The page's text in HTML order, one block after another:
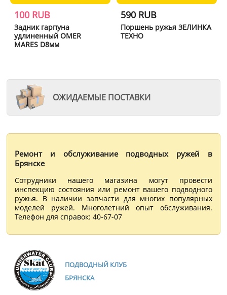
100 RUB
Задник гарпуна
удлиненный OMER
MARES D8мм
590 RUB
Поршень ружья ЗЕЛИНКА
ТЕХНО
ОЖИДАЕМЫЕ ПОСТАВКИ
Ремонт и обслуживание подводных ружей в
Брянске
Сотрудники нашего магазина могут провести
инспекцию состояния или ремонт вашего подводного
ружья. В наличии запчасти для многих популярных
моделей ружей. Многолетний опыт обслуживания.
Телефон для справок: 40-67-07
ПОДВОДНЫЙ КЛУБ
БРЯНСКА